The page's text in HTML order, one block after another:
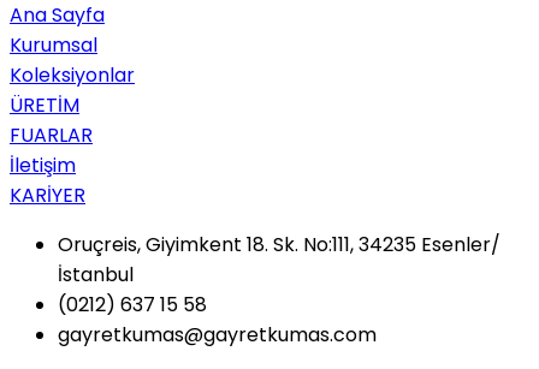
Ana Sayfa
Kurumsal
Koleksiyonlar
ÜRETİM
FUARLAR
İletişim
KARİYER
Oruçreis, Giyimkent 18. Sk. No:111, 34235 Esenler/
İstanbul
(0212) 637 15 58
gayretkumas@gayretkumas.com